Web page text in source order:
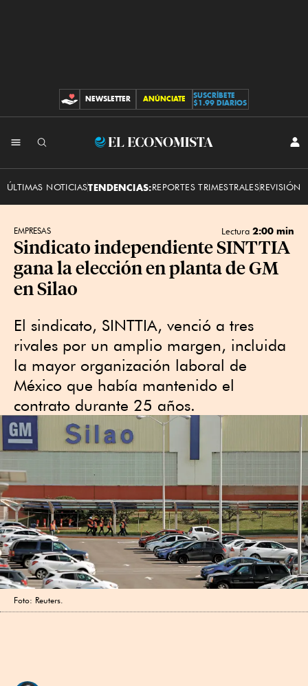
CONTRIBUCIONES
NEWSLETTER ANÚNCIATE
SUSCRÍBETE
$1.99 DIARIOS
El
ÚLTIMAS NOTICIASTENDENCIAS:REPORTES TRIMESTRALESREVISIÓN
EMPRESAS Lectura 2:00 min
Sindicato independiente SINTTIA
gana la elección en planta de GM
en Silao
El sindicato, SINTTIA, venció a tres
rivales por un amplio margen, incluida
la mayor organización laboral de
México que había mantenido el
contrato durante 25 años.
Foto: Reuters.